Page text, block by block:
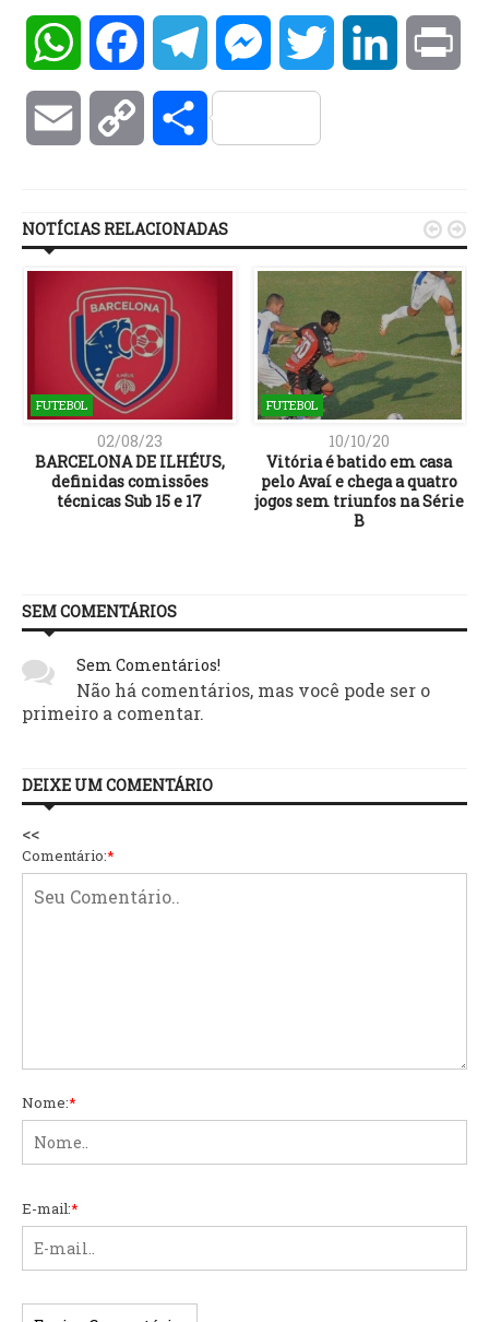
WhatsAppFacebookTelegramMessengerTwitter LinkedIn
Email Copy Compartilhar
NOTÍCIAS RELACIONADAS
FUTEBOL
02/08/23
BARCELONA DE ILHÉUS,
definidas comissões
técnicas Sub 15 e 17
FUTEBOL
10/10/20
Vitória é batido em casa
pelo Avaí e chega a quatro
jogos sem triunfos na Série
B
 
SEM COMENTÁRIOS
Sem Comentários!
Não há comentários, mas você pode ser o
primeiro a comentar.
DEIXE UM COMENTÁRIO
<<
Comentário:*
Nome:*
E-mail:*